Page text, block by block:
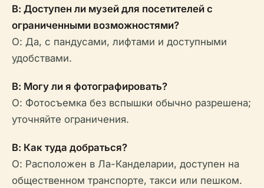
В: Доступен ли музей для посетителей с
ограниченными возможностями?
О: Да, с пандусами, лифтами и доступными
удобствами.
В: Могу ли я фотографировать?
О: Фотосъемка без вспышки обычно разрешена;
уточняйте ограничения.
В: Как туда добраться?
О: Расположен в Ла-Канделарии, доступен на
общественном транспорте, такси или пешком.